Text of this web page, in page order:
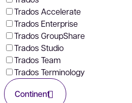
Trados Accelerate
Trados Enterprise
Trados GroupShare
Trados Studio
Trados Team
Trados Terminology
Continent